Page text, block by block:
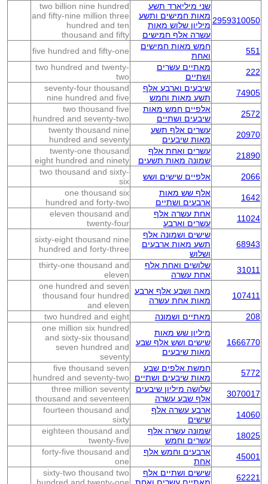
2959310050
שני מיליארד תשע
מאות חמישים ותשע
מיליון שלוש מאות
עשרה אלף חמישים
two billion nine hundred
and fifty-nine million three
hundred and ten
thousand and fifty
551
חמש מאות חמישים
ואחת
five hundred and fifty-one
222
מאתיים עשרים
ושתיים
two hundred and twenty-
two
74905
שיבעים וארבע אלף
תשע מאות וחמש
seventy-four thousand
nine hundred and five
2572
אלפיים חמש מאות
שיבעים ושתיים
two thousand five
hundred and seventy-two
20970
עשרים אלף תשע
מאות שיבעים
twenty thousand nine
hundred and seventy
21890
עשרים ואחת אלף
שמונה מאות תשעים
twenty-one thousand
eight hundred and ninety
2066
אלפיים שישים ושש
two thousand and sixty-
six
1642
אלף שש מאות
ארבעים ושתיים
one thousand six
hundred and forty-two
11024
אחת עשרה אלף
עשרים וארבע
eleven thousand and
twenty-four
68943
שישים ושמונה אלף
תשע מאות ארבעים
ושלוש
sixty-eight thousand nine
hundred and forty-three
31011
שלושים ואחת אלף
אחת עשרה
thirty-one thousand and
eleven
107411
מאה ושבע אלף ארבע
מאות אחת עשרה
one hundred and seven
thousand four hundred
and eleven
208
מאתיים ושמונה two hundred and eight
1666770
מיליון שש מאות
שישים ושש אלף שבע
מאות שיבעים
one million six hundred
and sixty-six thousand
seven hundred and
seventy
5772
חמשת אלפים שבע
מאות שיבעים ושתיים
five thousand seven
hundred and seventy-two
3070017
שלושה מיליון שיבעים
אלף שבע עשרה
three million seventy
thousand and seventeen
14060
ארבע עשרה אלף
שישים
fourteen thousand and
sixty
18025
שמונה עשרה אלף
עשרים וחמש
eighteen thousand and
twenty-five
45001
ארבעים וחמש אלף
אחת
forty-five thousand and
one
62221
שישים ושתיים אלף
sixty-two thousand two